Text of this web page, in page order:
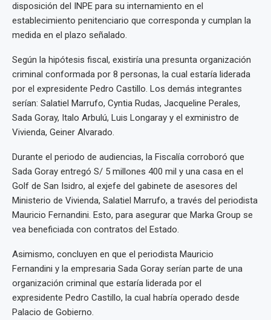
disposición del INPE para su internamiento en el
establecimiento penitenciario que corresponda y cumplan la
medida en el plazo señalado.
Según la hipótesis fiscal, existiría una presunta organización
criminal conformada por 8 personas, la cual estaría liderada
por el expresidente Pedro Castillo. Los demás integrantes
serían: Salatiel Marrufo, Cyntia Rudas, Jacqueline Perales,
Sada Goray, Italo Arbulú, Luis Longaray y el exministro de
Vivienda, Geiner Alvarado.
Durante el periodo de audiencias, la Fiscalía corroboró que
Sada Goray entregó S/ 5 millones 400 mil y una casa en el
Golf de San Isidro, al exjefe del gabinete de asesores del
Ministerio de Vivienda, Salatiel Marrufo, a través del periodista
Mauricio Fernandini. Esto, para asegurar que Marka Group se
vea beneficiada con contratos del Estado.
Asimismo, concluyen en que el periodista Mauricio
Fernandini y la empresaria Sada Goray serían parte de una
organización criminal que estaría liderada por el
expresidente Pedro Castillo, la cual habría operado desde
Palacio de Gobierno.